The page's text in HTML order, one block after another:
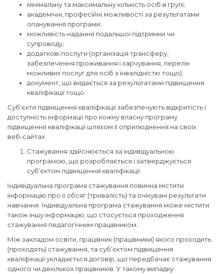
мінімальну та максимальну кількість осіб в групі;
академічні, професійні можливості за результатами
опанування програми;
можливість надання подальшої підтримки чи
супроводу;
додаткові послуги (організація трансферу,
забезпечення проживання і харчування, перелік
можливих послуг для осіб з інвалідністю тощо);
документ, що видається за результатами підвищення
кваліфікації тощо.
Суб’єкти підвищення кваліфікації забезпечують відкритість і
доступність інформації про кожну власну програму
підвищення кваліфікації шляхом її оприлюднення на своїх
веб-сайтах.
Стажування здійснюється за індивідуальною
програмою, що розробляється і затверджується
суб’єктом підвищення кваліфікації.
Індивідуальна програма стажування повинна містити
інформацію про її обсяг (тривалість) та очікувані результати
навчання. Індивідуальна програма стажування може містити
також іншу інформацію, що стосується проходження
стажування педагогічним працівником.
Між закладом освіти, працівник (працівники) якого проходить
(проходять) стажування, та суб’єктом підвищення
кваліфікації укладається договір, що передбачає стажування
одного чи декількох працівників. У такому випадку